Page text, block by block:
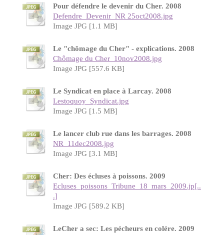
Pour défendre le devenir du Cher. 2008
Defendre_Devenir_NR 25oct2008.jpg
Image JPG [1.1 MB]
Le "chômage du Cher" - explications. 2008
Chômage du Cher_10nov2008.jpg
Image JPG [557.6 KB]
Le Syndicat en place à Larcay. 2008
Lestoquoy_Syndicat.jpg
Image JPG [1.5 MB]
Le lancer club rue dans les barrages. 2008
NR_11dec2008.jpg
Image JPG [3.1 MB]
Cher: Des écluses à poissons. 2009
Ecluses_poissons_Tribune_18_mars_2009.jp[..
.]
Image JPG [589.2 KB]
LeCher a sec: Les pécheurs en colére. 2009